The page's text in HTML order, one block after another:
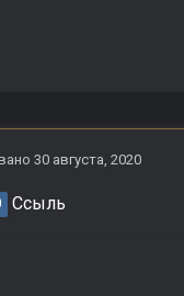
30 августа, 2020
Ссыль